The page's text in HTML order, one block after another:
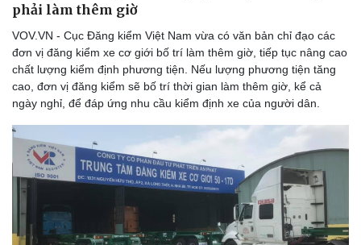
phải làm thêm giờ
VOV.VN - Cục Đăng kiểm Việt Nam vừa có văn bản chỉ đạo các
đơn vị đăng kiểm xe cơ giới bố trí làm thêm giờ, tiếp tục nâng cao
chất lượng kiểm định phương tiện. Nếu lượng phương tiện tăng
cao, đơn vị đăng kiểm sẽ bố trí thời gian làm thêm giờ, kể cả
ngày nghỉ, để đáp ứng nhu cầu kiểm định xe của người dân.